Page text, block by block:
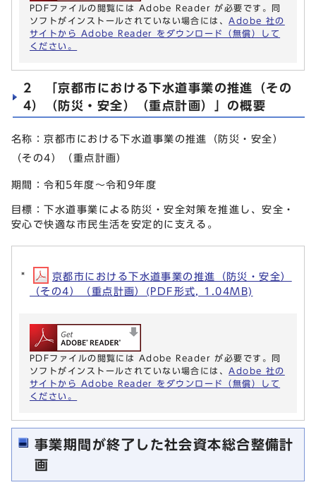
PDFファイルの閲覧には Adobe Reader が必要です。同
ソフトがインストールされていない場合には、 Adobe 社の
サイトから Adobe Reader をダウンロード（無償）して
ください。
2 「京都市における下水道事業の推進（その
4）（防災・安全）（重点計画）」の概要
名称：京都市における下水道事業の推進（防災・安全）
（その4）（重点計画）
期間：令和5年度～令和9年度
目標：下水道事業による防災・安全対策を推進し、安全・
安心で快適な市民生活を安定的に支える。
京都市における下水道事業の推進（防災・安全）
（その4）（重点計画）(PDF形式, 1.04MB)
PDFファイルの閲覧には Adobe Reader が必要です。同
ソフトがインストールされていない場合には、 Adobe 社の
サイトから Adobe Reader をダウンロード（無償）して
ください。
事業期間が終了した社会資本総合整備計
画